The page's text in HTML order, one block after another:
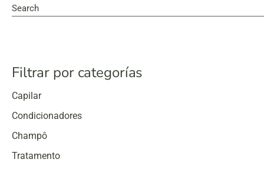
Search
Filtrar por categorías
Capilar
Condicionadores
Champô
Tratamento